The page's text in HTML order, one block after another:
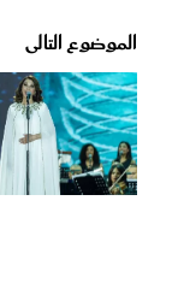
الموضوع التالى